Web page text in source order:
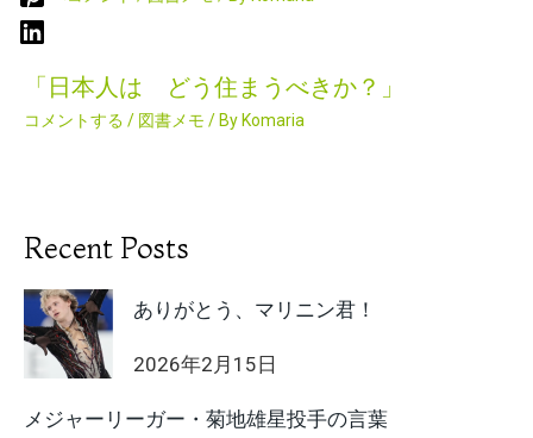
「日本人は どう住まうべきか？」
コメントする / 図書メモ / ByKomaria
Recent Posts
ありがとう、マリニン君！
2026年2月15日
メジャーリーガー・菊地雄星投手の言葉